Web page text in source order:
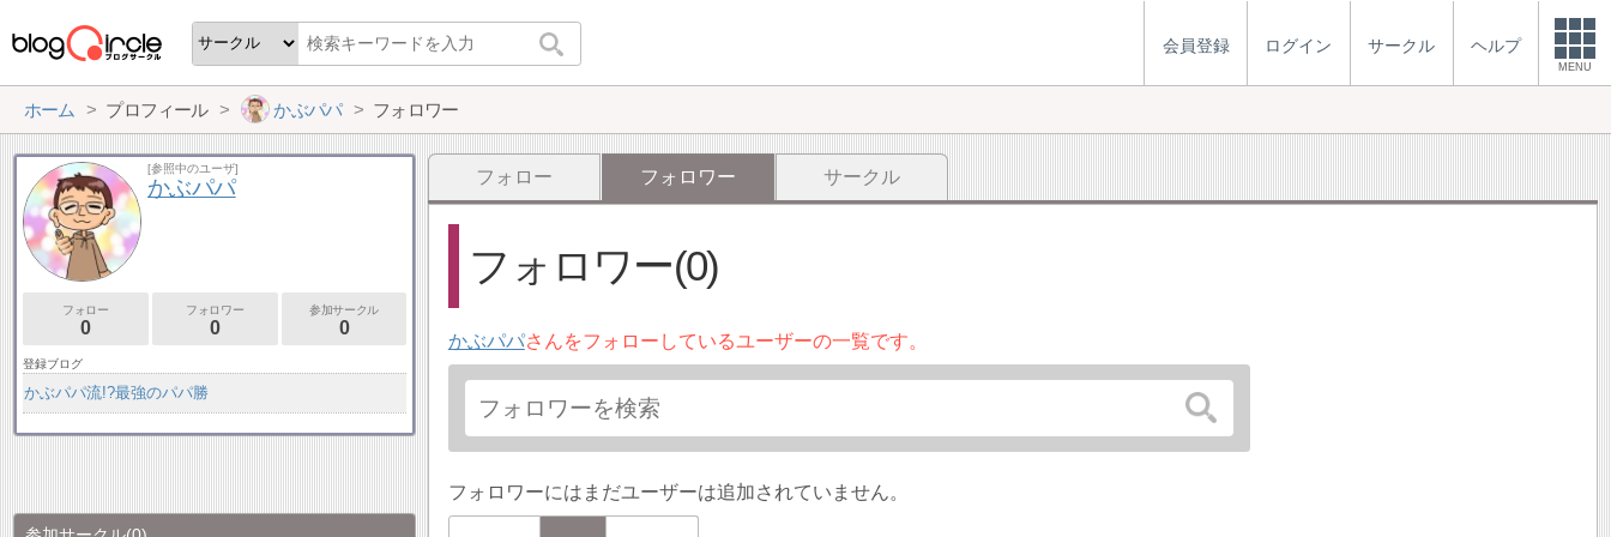
会員登録 ログイン サークル ヘルプ
MENU
ホーム プロフィール かぶパパ フォロワー
フォロー フォロワー サークル
フォロワー(0)
かぶパパさんをフォローしているユーザーの一覧です。
フォロワーにはまだユーザーは追加されていません。
[参照中のユーザ]
かぶパパ
フォロー
0
フォロワー
0
参加サークル
0
登録ブログ
かぶパパ流!?最強のパパ勝